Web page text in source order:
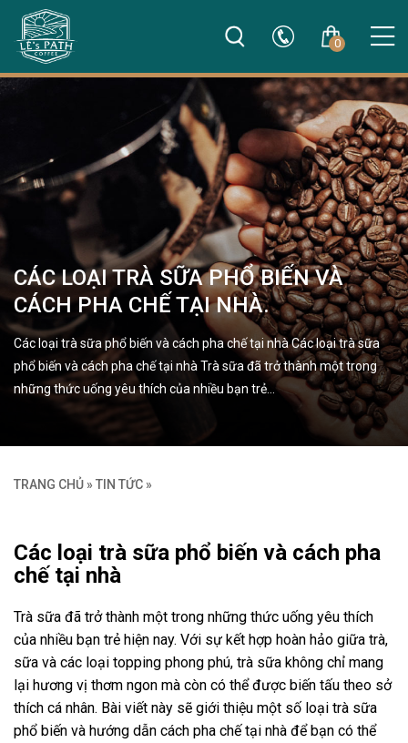
0
CÁC LOẠI TRÀ SỮA PHỔ BIẾN VÀ
CÁCH PHA CHẾ TẠI NHÀ.
Các loại trà sữa phổ biến và cách pha chế tại nhà Các loại trà sữa
phổ biến và cách pha chế tại nhà Trà sữa đã trở thành một trong
những thức uống yêu thích của nhiều bạn trẻ…
TRANG CHỦ » TIN TỨC »
Các loại trà sữa phổ biến và cách pha
chế tại nhà
Trà sữa đã trở thành một trong những thức uống yêu thích
của nhiều bạn trẻ hiện nay. Với sự kết hợp hoàn hảo giữa trà,
sữa và các loại topping phong phú, trà sữa không chỉ mang
lại hương vị thơm ngon mà còn có thể được biến tấu theo sở
thích cá nhân. Bài viết này sẽ giới thiệu một số loại trà sữa
phổ biến và hướng dẫn cách pha chế tại nhà để bạn có thể